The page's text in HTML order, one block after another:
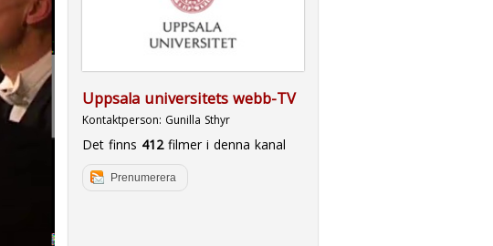
Uppsala universitets webb-TV
Kontaktperson: Gunilla Sthyr
Det finns 412filmer i denna kanal
Prenumerera